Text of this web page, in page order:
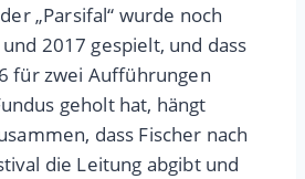
„Parsifal“ wurde noch
2017 gespielt, und dass
für zwei Aufführungen
geholt hat, hängt
dass Fischer nach
die Leitung abgibt und